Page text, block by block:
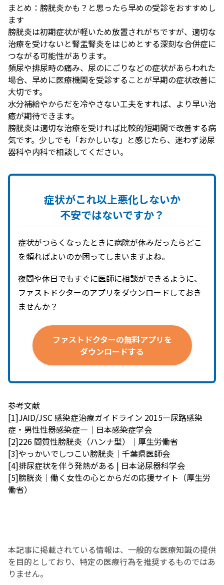
まとめ：膀胱炎かも？と思ったら早めの受診をおすすめし
ます
膀胱炎は初期症状が軽いため放置されがちですが、適切な
治療を受けないと腎盂腎炎をはじめとする深刻な合併症に
つながる可能性があります。
頻尿や排尿時の痛み、尿のにごりなどの症状があらわれた
場合、早めに医療機関を受診することが早期の症状改善に
大切です。
水分補給やからだを冷やさない工夫をすれば、より早い治
癒が期待できます。
膀胱炎は適切な治療を受ければ比較的短期間で改善する病
気です。少しでも「おかしいな」と感じたら、迷わず泌尿
器科や内科で相談してください。
症状がこれ以上悪化しないか
不安ではないですか？
症状がつらくなったときに病院が休みだったらどこ
を頼ればよいのか困ってしまいますよね。
夜間や休日でもすぐに医師に相談ができるように、
ファストドクターのアプリをダウンロードしておき
ませんか？
ファストドクターの無料アプリを
ダウンロードする
参考文献
[1]JAID/JSC 感染症治療ガイドライン 2015―尿路感染
症・男性性器感染症―｜日本感染症学会
[2]226 間質性膀胱炎（ハンナ型）｜厚生労働省
[3]やっかいでしつこい膀胱炎｜千葉県医師会
[4]排尿症状を伴う発熱がある | 日本泌尿器科学会
[5]膀胱炎｜働く女性の心とからだの応援サイト（厚生労
働省）
本記事に掲載されている情報は、一般的な医療知識の提供
を目的としており、特定の医療行為を推奨するものではあ
りません。